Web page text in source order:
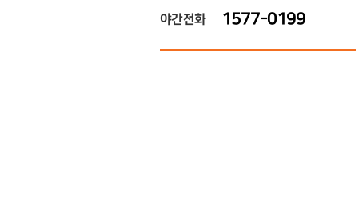
야간전화 1577-0199